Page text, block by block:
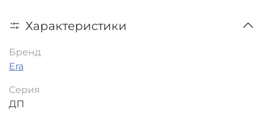
Характеристики
Бренд
Era
Серия
ДП